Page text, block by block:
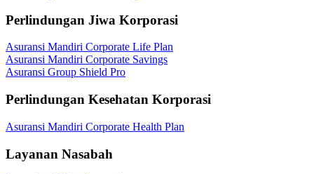
Perlindungan Jiwa Korporasi
Asuransi Mandiri Corporate Life Plan
Asuransi Mandiri Corporate Savings
Asuransi Group Shield Pro
Perlindungan Kesehatan Korporasi
Asuransi Mandiri Corporate Health Plan
Layanan Nasabah